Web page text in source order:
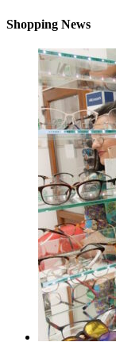
Shopping News